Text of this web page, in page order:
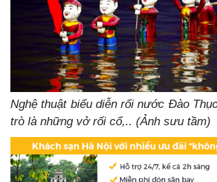
Nghệ thuật biểu diễn rối nước Đào
trò là những vở rối cổ,.. (Ảnh sưu tầm)